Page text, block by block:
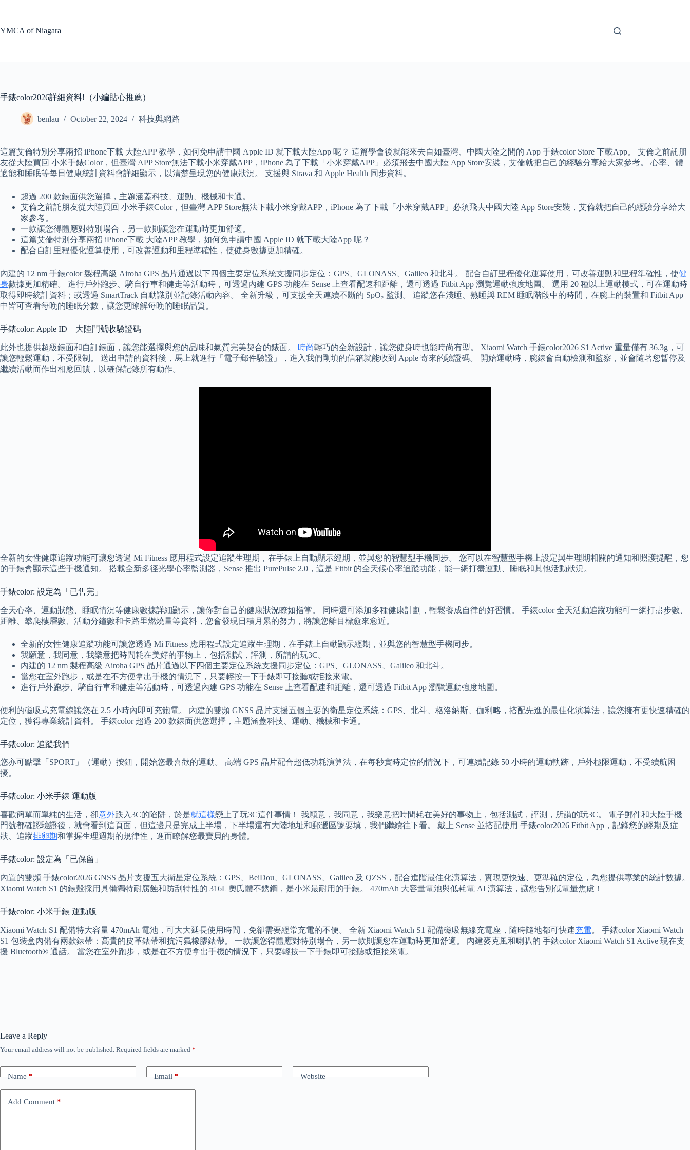
YMCA of Niagara
手錶color2026詳細資料!（小編貼心推薦）
benlau October 22, 2024 科技與網路
這篇艾倫特別分享兩招 iPhone下載 大陸APP 教學，如何免申請中國 Apple ID 就下載大陸App 呢？ 這篇學會後就能來去自如臺灣、中國大陸之間的 App 手錶color Store 下載App。 艾倫之前託朋
友從大陸買回 小米手錶Color，但臺灣 APP Store無法下載小米穿戴APP，iPhone 為了下載「小米穿戴APP」必須飛去中國大陸 App Store安裝，艾倫就把自己的經驗分享給大家參考。 心率、體
適能和睡眠等每日健康統計資料會詳細顯示，以清楚呈現您的健康狀況。 支援與 Strava 和 Apple Health 同步資料。
超過 200 款錶面供您選擇，主題涵蓋科技、運動、機械和卡通。
艾倫之前託朋友從大陸買回 小米手錶Color，但臺灣 APP Store無法下載小米穿戴APP，iPhone 為了下載「小米穿戴APP」必須飛去中國大陸 App Store安裝，艾倫就把自己的經驗分享給大
家參考。
一款讓您得體應對特別場合，另一款則讓您在運動時更加舒適。
這篇艾倫特別分享兩招 iPhone下載 大陸APP 教學，如何免申請中國 Apple ID 就下載大陸App 呢？
配合自訂里程優化運算使用，可改善運動和里程準確性，使健身數據更加精確。
內建的 12 nm 手錶color 製程高級 Airoha GPS 晶片通過以下四個主要定位系統支援同步定位：GPS、GLONASS、Galileo 和北斗。 配合自訂里程優化運算使用，可改善運動和里程準確性，使健
身數據更加精確。 進行戶外跑步、騎自行車和健走等活動時，可透過內建 GPS 功能在 Sense 上查看配速和距離，還可透過 Fitbit App 瀏覽運動強度地圖。 選用 20 種以上運動模式，可在運動時
取得即時統計資料；或透過 SmartTrack 自動識別並記錄活動內容。 全新升級，可支援全天連續不斷的 SpO₂ 監測。 追蹤您在淺睡、熟睡與 REM 睡眠階段中的時間，在腕上的裝置和 Fitbit App
中皆可查看每晚的睡眠分數，讓您更瞭解每晚的睡眠品質。
手錶color: Apple ID – 大陸門號收驗證碼
此外也提供超級錶面和自訂錶面，讓您能選擇與您的品味和氣質完美契合的錶面。 時尚輕巧的全新設計，讓您健身時也能時尚有型。 Xiaomi Watch 手錶color2026 S1 Active 重量僅有 36.3g，可
讓您輕鬆運動，不受限制。 送出申請的資料後，馬上就進行「電子郵件驗證」，進入我們剛填的信箱就能收到 Apple 寄來的驗證碼。 開始運動時，腕錶會自動檢測和監察，並會隨著您暫停及
繼續活動而作出相應回饋，以確保記錄所有動作。
全新的女性健康追蹤功能可讓您透過 Mi Fitness 應用程式設定追蹤生理期，在手錶上自動顯示經期，並與您的智慧型手機同步。 您可以在智慧型手機上設定與生理期相關的通知和照護提醒，您
的手錶會顯示這些手機通知。 搭載全新多徑光學心率監測器，Sense 推出 PurePulse 2.0，這是 Fitbit 的全天候心率追蹤功能，能一網打盡運動、睡眠和其他活動狀況。
手錶color: 設定為「已售完」
全天心率、運動狀態、睡眠情況等健康數據詳細顯示，讓你對自己的健康狀況瞭如指掌。 同時還可添加多種健康計劃，輕鬆養成自律的好習慣。 手錶color 全天活動追蹤功能可一網打盡步數、
距離、攀爬樓層數、活動分鐘數和卡路里燃燒量等資料，您會發現日積月累的努力，將讓您離目標愈來愈近。
全新的女性健康追蹤功能可讓您透過 Mi Fitness 應用程式設定追蹤生理期，在手錶上自動顯示經期，並與您的智慧型手機同步。
我願意，我同意，我樂意把時間耗在美好的事物上，包括測試，評測，所謂的玩3C。
內建的 12 nm 製程高級 Airoha GPS 晶片通過以下四個主要定位系統支援同步定位：GPS、GLONASS、Galileo 和北斗。
當您在室外跑步，或是在不方便拿出手機的情況下，只要輕按一下手錶即可接聽或拒接來電。
進行戶外跑步、騎自行車和健走等活動時，可透過內建 GPS 功能在 Sense 上查看配速和距離，還可透過 Fitbit App 瀏覽運動強度地圖。
便利的磁吸式充電線讓您在 2.5 小時內即可充飽電。 內建的雙頻 GNSS 晶片支援五個主要的衛星定位系統：GPS、北斗、格洛納斯、伽利略，搭配先進的最佳化演算法，讓您擁有更快速精確的
定位，獲得專業統計資料。 手錶color 超過 200 款錶面供您選擇，主題涵蓋科技、運動、機械和卡通。
手錶color: 追蹤我們
您亦可點擊「SPORT」（運動）按鈕，開始您最喜歡的運動。 高端 GPS 晶片配合超低功耗演算法，在每秒實時定位的情況下，可連續記錄 50 小時的運動軌跡，戶外極限運動，不受續航困
擾。
手錶color: 小米手錶 運動版
喜歡簡單而單純的生活，卻意外跌入3C的陷阱，於是就這樣戀上了玩3C這件事情！ 我願意，我同意，我樂意把時間耗在美好的事物上，包括測試，評測，所謂的玩3C。 電子郵件和大陸手機
門號都確認驗證後，就會看到這頁面，但這邊只是完成上半場，下半場還有大陸地址和郵遞區號要填，我們繼續往下看。 戴上 Sense 並搭配使用 手錶color2026 Fitbit App，記錄您的經期及症
狀、追蹤排卵期和掌握生理週期的規律性，進而瞭解您最寶貝的身體。
手錶color: 設定為「已保留」
內置的雙頻 手錶color2026 GNSS 晶片支援五大衛星定位系統：GPS、BeiDou、GLONASS、Galileo 及 QZSS，配合進階最佳化演算法，實現更快速、更準確的定位，為您提供專業的統計數據。
Xiaomi Watch S1 的錶殼採用具備獨特耐腐蝕和防刮特性的 316L 奧氏體不銹鋼，是小米最耐用的手錶。 470mAh 大容量電池與低耗電 AI 演算法，讓您告別低電量焦慮！
手錶color: 小米手錶 運動版
Xiaomi Watch S1 配備特大容量 470mAh 電池，可大大延長使用時間，免卻需要經常充電的不便。 全新 Xiaomi Watch S1 配備磁吸無線充電座，隨時隨地都可快速充電。 手錶color Xiaomi Watch
S1 包裝盒內備有兩款錶帶：高貴的皮革錶帶和抗污氟橡膠錶帶。 一款讓您得體應對特別場合，另一款則讓您在運動時更加舒適。 內建麥克風和喇叭的 手錶color Xiaomi Watch S1 Active 現在支
援 Bluetooth® 通話。 當您在室外跑步，或是在不方便拿出手機的情況下，只要輕按一下手錶即可接聽或拒接來電。
Leave a Reply
Your email address will not be published. Required fields are marked *
Name* Email* Website
Add Comment *